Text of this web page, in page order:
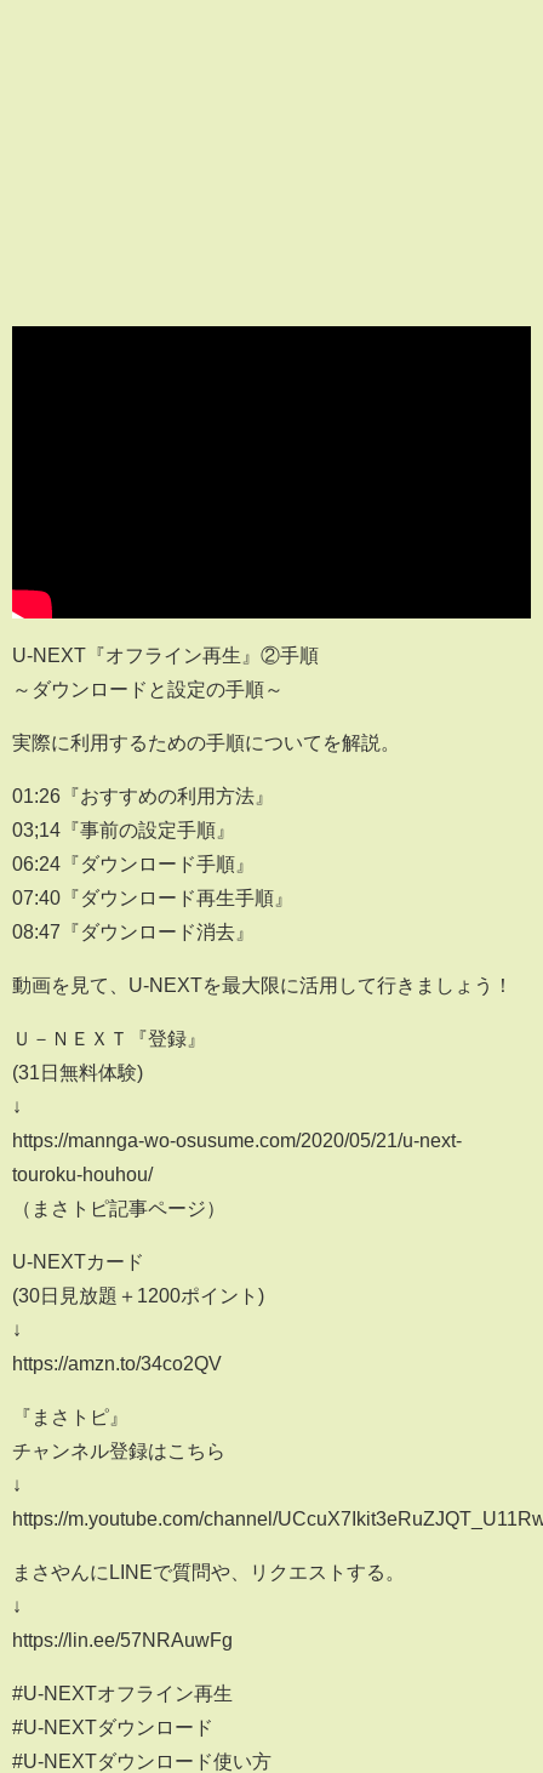
U-NEXT『オフライン再生』②手順
～ダウンロードと設定の手順～
実際に利用するための手順についてを解説。
01:26『おすすめの利用方法』
03;14『事前の設定手順』
06:24『ダウンロード手順』
07:40『ダウンロード再生手順』
08:47『ダウンロード消去』
動画を見て、U-NEXTを最大限に活用して行きましょう！
Ｕ－ＮＥＸＴ『登録』
(31日無料体験)
↓
https://mannga-wo-osusume.com/2020/05/21/u-next-
touroku-houhou/
（まさトピ記事ページ）
U-NEXTカード
(30日見放題＋1200ポイント)
↓
https://amzn.to/34co2QV
『まさトピ』
チャンネル登録はこちら
↓
https://m.youtube.com/channel/
まさやんにLINEで質問や、リクエストする。
↓
https://lin.ee/57NRAuwFg
#U-NEXTオフライン再生
#U-NEXTダウンロード
#U-NEXTダウンロード使い方